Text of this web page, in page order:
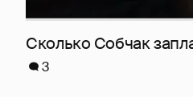
Сколько Собчак
3